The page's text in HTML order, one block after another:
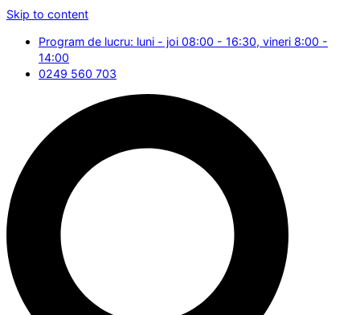
Skip to content
Program de lucru: luni - joi 08:00 - 16:30, vineri 8:00 -
14:00
0249 560 703